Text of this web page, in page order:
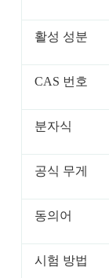
활성 성분
CAS 번호
분자식
공식 무게
동의어
시험 방법